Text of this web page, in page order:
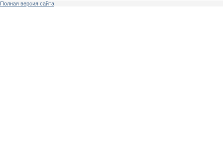
Полная версия сайта